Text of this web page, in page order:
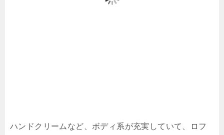
ハンドクリームなど、ボディ系が充実していて、ロフ